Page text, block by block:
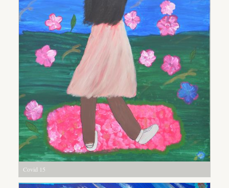
Covid 15